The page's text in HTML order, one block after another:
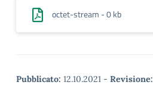
octet-stream - 0 kb
Pubblicato: 12.10.2021 - Revisione: